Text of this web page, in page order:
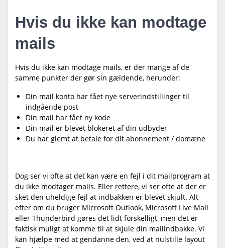
Hvis du ikke kan modtage
mails
Hvis du ikke kan modtage mails, er der mange af de
samme punkter der gør sin gældende, herunder:
Din mail konto har fået nye serverindstillinger til
indgående post
Din mail har fået ny kode
Din mail er blevet blokeret af din udbyder
Du har glemt at betale for dit abonnement / domæne
Dog ser vi ofte at det kan være en fejl i dit mailprogram at
du ikke modtager mails. Eller rettere, vi ser ofte at der er
sket den uheldige fejl at indbakken er blevet skjult. Alt
efter om du bruger Microsoft Outlook, Microsoft Live Mail
eller Thunderbird gøres det lidt forskelligt, men det er
faktisk muligt at komme til at skjule din mailindbakke. Vi
kan hjælpe med at gendanne den, ved at nulstille layout